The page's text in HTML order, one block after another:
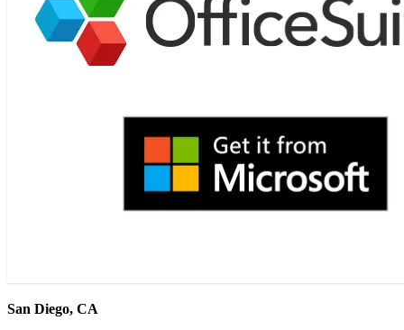
San Diego, CA